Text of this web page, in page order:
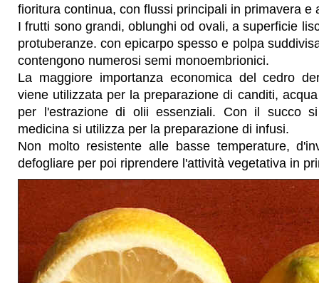
fioritura continua, con flussi principali in primavera e
I frutti sono grandi, oblunghi od ovali, a superficie
protuberanze. con epicarpo spesso e polpa
contengono numerosi semi monoembrionici.
La maggiore importanza economica del cedro
viene utilizzata per la preparazione di canditi,
per l'estrazione di olii essenziali. Con il succo
medicina si utilizza per la preparazione di infusi.
Non molto resistente alle basse temperature,
defogliare per poi riprendere l'attività vegetativa in